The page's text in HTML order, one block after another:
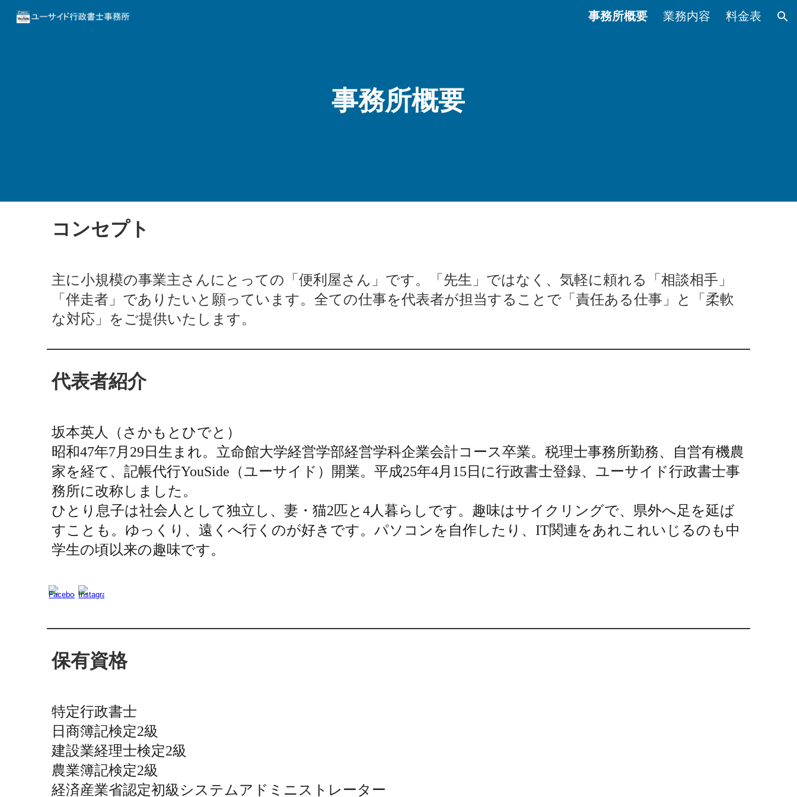
事務所概要 業務内容 料金表
事務所概要
コンセプト
主に小規模の事業主さんにとっての「便利屋さん」です。「先生」ではなく、気軽に頼れる「相談相手」
「伴走者」でありたいと願っています。全ての仕事を代表者が担当することで「責任ある仕事」と「柔軟
な対応」をご提供いたします。
代表者紹介
坂本英人（さかもとひでと）
昭和47年7月29日生まれ。立命館大学経営学部経営学科企業会計コース卒業。税理士事務所勤務、自営有機農
家を経て、記帳代行YouSide（ユーサイド）開業。平成25年4月15日に行政書士登録、ユーサイド行政書士事
務所に改称しました。
ひとり息子は社会人として独立し、妻・猫2匹と4人暮らしです。趣味はサイクリングで、県外へ足を延ば
すことも。ゆっくり、遠くへ行くのが好きです。パソコンを自作したり、IT関連をあれこれいじるのも中
学生の頃以来の趣味です。
保有資格
特定行政書士
日商簿記検定2級
建設業経理士検定2級
農業簿記検定2級
経済産業省認定初級システムアドミニストレーター